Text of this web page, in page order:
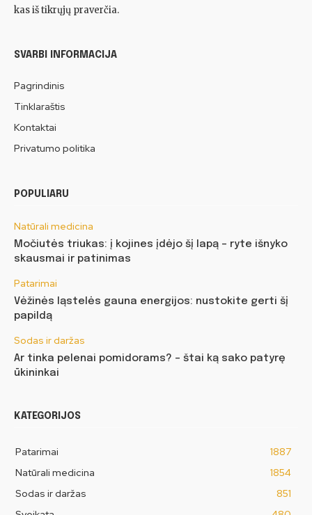
kas iš tikrųjų praverčia.
SVARBI INFORMACIJA
Pagrindinis
Tinklaraštis
Kontaktai
Privatumo politika
POPULIARU
Natūrali medicina
Močiutės triukas: į kojines įdėjo šį lapą – ryte išnyko
skausmai ir patinimas
Patarimai
Vėžinės ląstelės gauna energijos: nustokite gerti šį
papildą
Sodas ir daržas
Ar tinka pelenai pomidorams? – štai ką sako patyrę
ūkininkai
KATEGORIJOS
Patarimai
1887
Natūrali medicina
1854
Sodas ir daržas
851